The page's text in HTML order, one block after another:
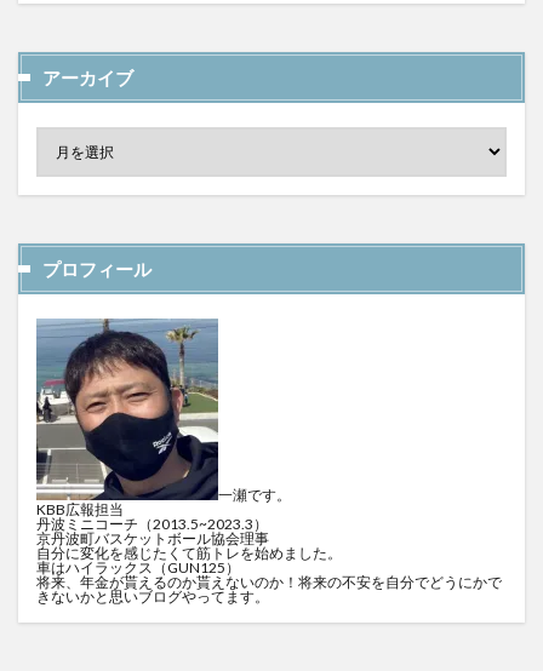
アーカイブ
プロフィール
一瀬です。
KBB広報担当
丹波ミニコーチ（2013.5~2023.3）
京丹波町バスケットボール協会理事
自分に変化を感じたくて筋トレを始めました。
車はハイラックス（GUN125）
将来、年金が貰えるのか貰えないのか！将来の不安を自分でどうにかで
きないかと思いブログやってます。